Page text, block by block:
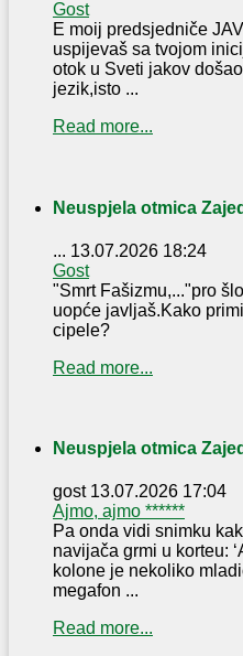
Gost
E moij predsjedniče
uspijevaš sa tvojom
otok u Sveti jakov
jezik,isto ...
Read more...
Neuspjela otmica
... 13.07.2026 18:24
Gost
"Smrt Fašizmu,..."pro
uopće javljaš.Kako
cipele?
Read more...
Neuspjela otmica
gost 13.07.2026 17:04
Ajmo, ajmo ******
Pa onda vidi snimku
navijača grmi u korteu:
kolone je nekoliko
megafon ...
Read more...